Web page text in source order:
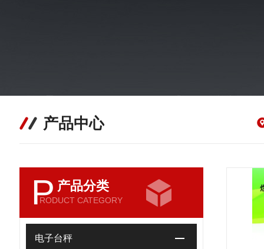
产品中心
P 产品分类
RODUCT CATEGORY
电子台秤